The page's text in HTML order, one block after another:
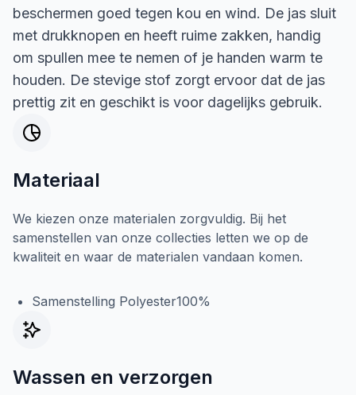
beschermen goed tegen kou en wind. De jas sluit
met drukknopen en heeft ruime zakken, handig
om spullen mee te nemen of je handen warm te
houden. De stevige stof zorgt ervoor dat de jas
prettig zit en geschikt is voor dagelijks gebruik.
Materiaal
We kiezen onze materialen zorgvuldig. Bij het
samenstellen van onze collecties letten we op de
kwaliteit en waar de materialen vandaan komen.
Samenstelling Polyester100%
Wassen en verzorgen